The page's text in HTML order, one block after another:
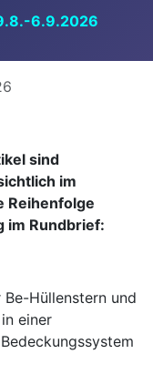
6.9.2026
sind
im
Reihenfolge
im Rundbrief:
Hüllenstern und
einer